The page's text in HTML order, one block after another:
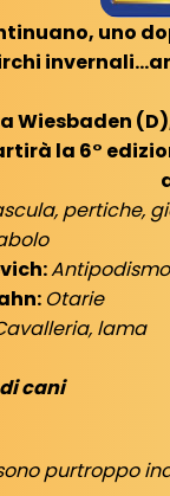
uno
Wiesbaden
la 6°
pertiche,
Antipodismo
Otarie
lama
cani
purtroppo